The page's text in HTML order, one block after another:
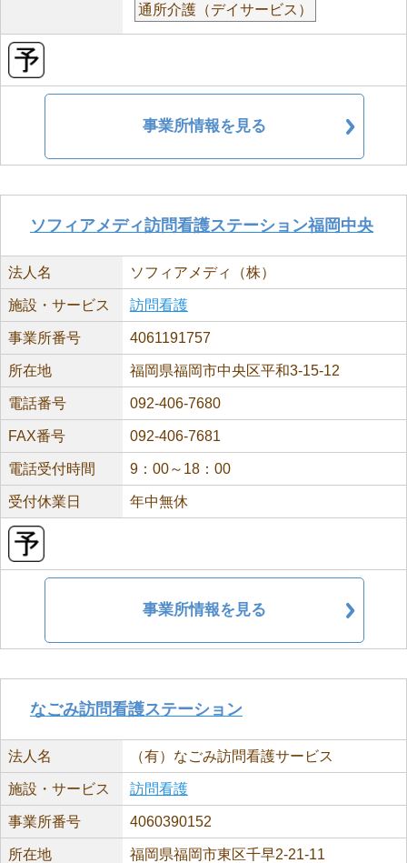
通所介護（デイサービス）
事業所情報を見る
ソフィアメディ訪問看護ステーション福岡中央
法人名 ソフィアメディ（株）
施設・サービス 訪問看護
事業所番号 4061191757
所在地 福岡県福岡市中央区平和3-15-12
電話番号 092-406-7680
FAX番号 092-406-7681
電話受付時間 9：00～18：00
受付休業日 年中無休
事業所情報を見る
なごみ訪問看護ステーション
法人名 （有）なごみ訪問看護サービス
施設・サービス 訪問看護
事業所番号 4060390152
所在地 福岡県福岡市東区千早2-21-11